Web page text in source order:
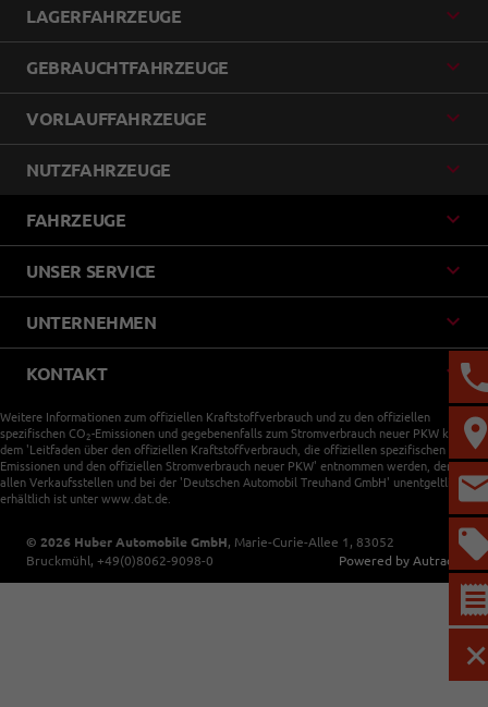
LAGERFAHRZEUGE
GEBRAUCHTFAHRZEUGE
VORLAUFFAHRZEUGE
NUTZFAHRZEUGE
FAHRZEUGE
UNSER SERVICE
UNTERNEHMEN
KONTAKT
Weitere Informationen zum offiziellen Kraftstoffverbrauch und zu den offiziellen
spezifischen CO 2-Emissionen und gegebenenfalls zum Stromverbrauch neuer PKW können
dem 'Leitfaden über den offiziellen Kraftstoffverbrauch, die offiziellen spezifischen CO
-
Emissionen und den offiziellen Stromverbrauch neuer PKW' entnommen werden, der an
allen Verkaufsstellen und bei der 'Deutschen Automobil Treuhand GmbH' unentgeltlich
erhältlich ist unter www.dat.de.
© 2026 Huber Automobile GmbH, Marie-Curie-Allee 1 , 83052
Bruckmühl, +49(0)8062-9098-0 Powered by Autrado